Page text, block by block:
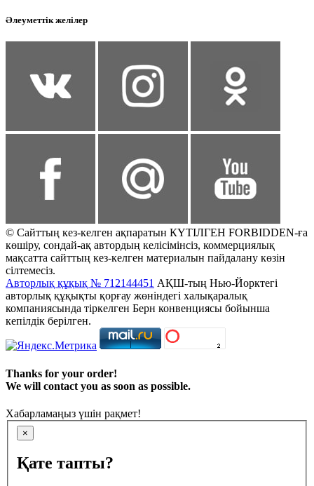
Әлеуметтік желілер
© Сайттың кез-келген ақпаратын КҮТІЛГЕН FORBIDDEN-ға
көшіру, сондай-ақ автордың келісімінсіз, коммерциялық
мақсатта сайттың кез-келген материалын пайдалану көзін
сілтемесіз.
Авторлық құқық № 712144451 АҚШ-тың Нью-Йорктегі
авторлық құқықты қорғау жөніндегі халықаралық
компаниясында тіркелген Берн конвенциясы бойынша
кепілдік берілген.
Thanks for your order!
We will contact you as soon as possible.
Хабарламаңыз үшін рақмет!
×
Қате тапты?